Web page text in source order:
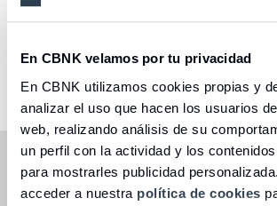
En CBNK velamos por tu privacidad
En CBNK utilizamos cookies propias y
analizar el uso que hacen los usuarios
web, realizando análisis de su
un perfil con la actividad y los
para mostrarles publicidad
acceder a nuestra política de cookies
* Oferta válida hasta el 31 de
Los productos incluidos en la promoción
Futuro Renta Fija Corto Plazo, CBNK